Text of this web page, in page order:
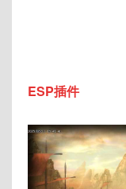
ESP插件